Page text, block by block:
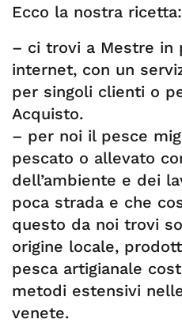
Ecco la nostra ricetta:
– ci trovi a Mestre in
internet, con un
per singoli clienti o
Acquisto.
– per noi il pesce
pescato o allevato
dell’ambiente e dei
poca strada e che
questo da noi trovi
origine locale,
pesca artigianale
metodi estensivi
venete.